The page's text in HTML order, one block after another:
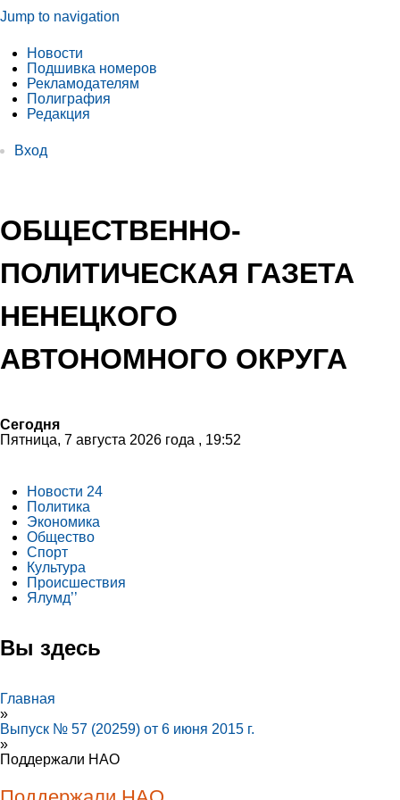
Jump to navigation
Новости
Подшивка номеров
Рекламодателям
Полиграфия
Редакция
Вход
ОБЩЕСТВЕННО-
ПОЛИТИЧЕСКАЯ ГАЗЕТА
НЕНЕЦКОГО
АВТОНОМНОГО ОКРУГА
Сегодня
Пятница, 7 августа 2026 года , 19:52
Новости 24
Политика
Экономика
Общество
Спорт
Культура
Происшествия
Ялумд’’
Вы здесь
Главная
»
Выпуск № 57 (20259) от 6 июня 2015 г.
»
Поддержали НАО